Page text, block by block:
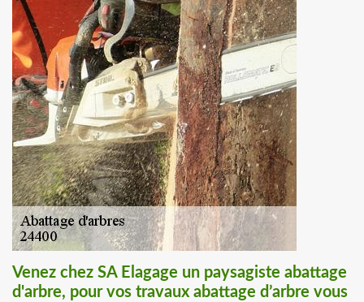
Venez chez SA Elagage un paysagiste abattage
d'arbre, pour vos travaux abattage d’arbre vous